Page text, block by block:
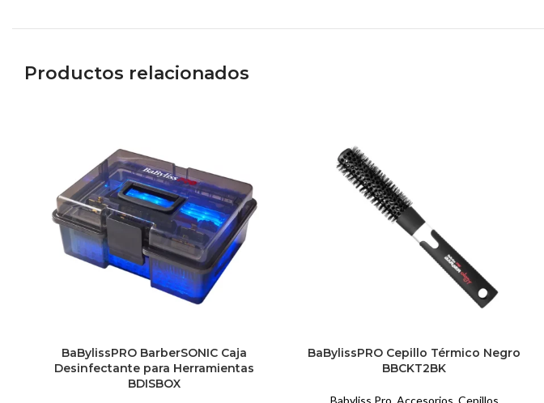
Productos relacionados
BaBylissPRO BarberSONIC Caja
Desinfectante para Herramientas
BDISBOX
BaBylissPRO Cepillo Térmico Negro
BBCKT2BK
Babyliss Pro, Accesorios, Cepillos